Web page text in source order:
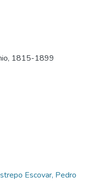
1815-1899
Escovar, Pedro